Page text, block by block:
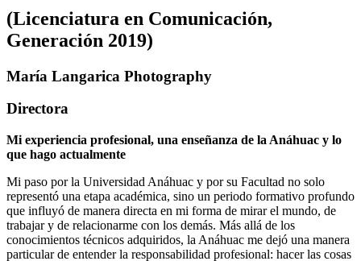
(Licenciatura en Comunicación,
Generación 2019)
María Langarica Photography
Directora
Mi experiencia profesional, una enseñanza de la Anáhuac y lo
que hago actualmente
Mi paso por la Universidad Anáhuac y por su Facultad no solo
representó una etapa académica, sino un periodo formativo profundo
que influyó de manera directa en mi forma de mirar el mundo, de
trabajar y de relacionarme con los demás. Más allá de los
conocimientos técnicos adquiridos, la Anáhuac me dejó una manera
particular de entender la responsabilidad profesional: hacer las cosas